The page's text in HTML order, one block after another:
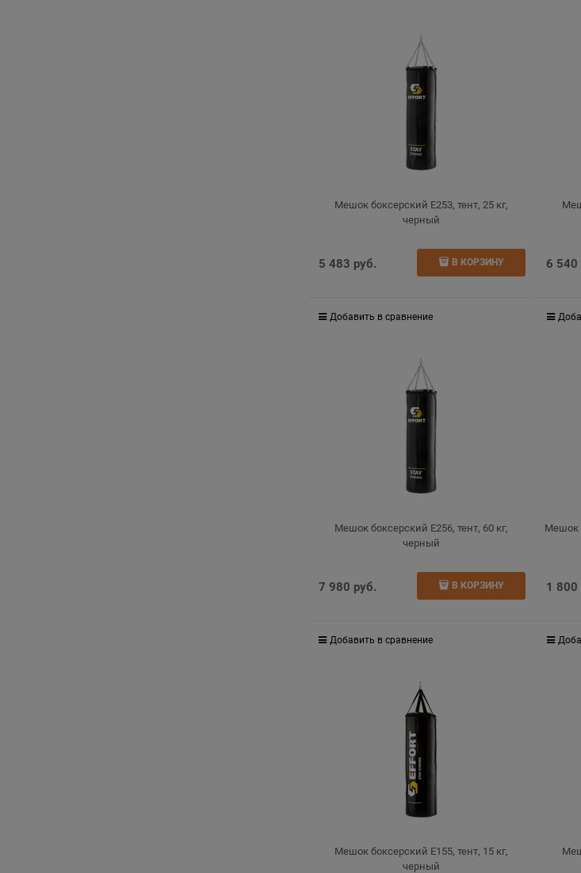
Мешок боксерский E253, тент, 25 кг,
черный
5 483 руб. В КОРЗИНУ
Добавить в сравнение
6 540
Мешок боксерский E256, тент, 60 кг,
черный
7 980 руб. В КОРЗИНУ
Добавить в сравнение
Мешок
1 800
Мешок боксерский E155, тент, 15 кг,
черный